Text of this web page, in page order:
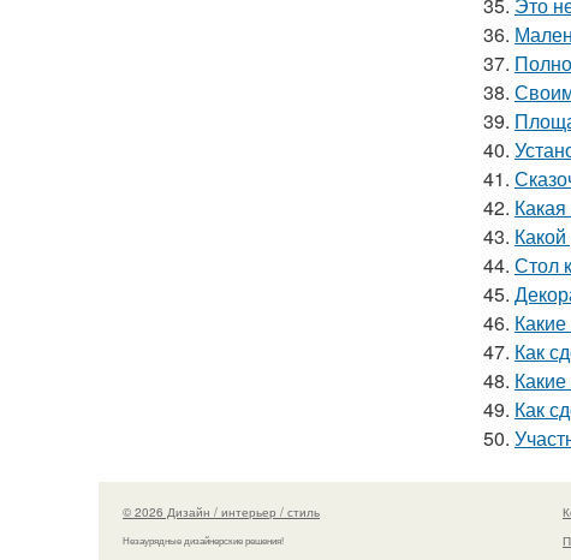
36.
37.
38.
39.
40.
41.
42.
43.
44. Стол
45.
46.
47. Как
48.
49. Как
50.
© 2026 Дизайн / интерьер / стиль
Незаурядные дизайнерские решения!